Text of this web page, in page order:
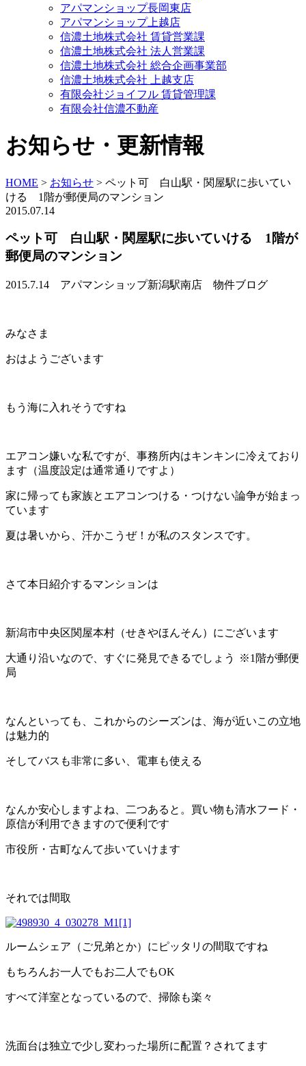
アパマンショップ長岡東店
アパマンショップ上越店
信濃土地株式会社 賃貸営業課
信濃土地株式会社 法人営業課
信濃土地株式会社 総合企画事業部
信濃土地株式会社 上越支店
有限会社ジョイフル 賃貸管理課
有限会社信濃不動産
お知らせ・更新情報
HOME > お知らせ > ペット可 白山駅・関屋駅に歩いてい
ける 1階が郵便局のマンション
2015.07.14
ペット可 白山駅・関屋駅に歩いていける 1階が
郵便局のマンション
2015.7.14 アパマンショップ新潟駅南店 物件ブログ
みなさま
おはようございます
もう海に入れそうですね
エアコン嫌いな私ですが、事務所内はキンキンに冷えており
ます（温度設定は通常通りですよ）
家に帰っても家族とエアコンつける・つけない論争が始まっ
ています
夏は暑いから、汗かこうぜ！が私のスタンスです。
さて本日紹介するマンションは
新潟市中央区関屋本村（せきやほんそん）にございます
大通り沿いなので、すぐに発見できるでしょう
※1階が郵便
局
なんといっても、これからのシーズンは、海が近いこの立地
は魅力的
そしてバスも非常に多い、電車も使える
なんか安心しますよね、二つあると。買い物も清水フード・
原信が利用できますので便利です
市役所・古町なんて歩いていけます
それでは間取
ルームシェア（ご兄弟とか）にピッタリの間取ですね
もちろんお一人でもお二人でもOK
すべて洋室となっているので、掃除も楽々
洗面台は独立で少し変わった場所に配置？されてます